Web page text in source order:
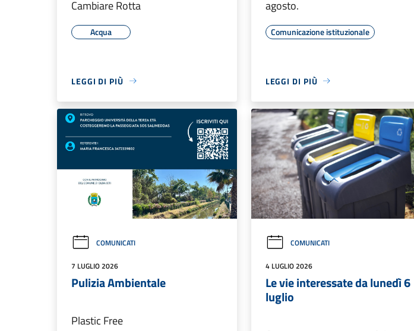
Cambiare Rotta
Acqua
LEGGI DI PIÙ
agosto.
Comunicazione istituzionale
LEGGI DI PIÙ
COMUNICATI
7 LUGLIO 2026
Pulizia Ambientale
Plastic Free
COMUNICATI
4 LUGLIO 2026
Le vie interessate da lunedì 6
luglio